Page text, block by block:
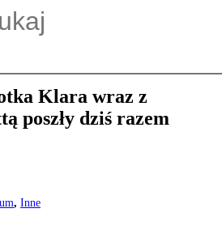
Klara wraz z
poszły dziś razem
, Inne